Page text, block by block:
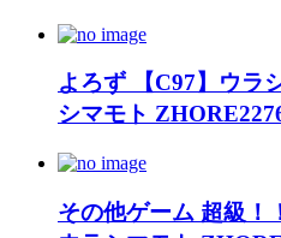
よろず 【C97】ウラ
シマモト
その他ゲーム 超級！